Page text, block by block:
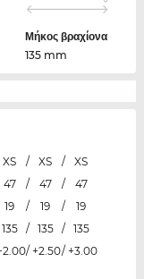
Μήκος βραχίονα
135 mm
XS / XS /
XS
47 / 47 /
47
19 / 19 /
19
135 / 135 /
135
/ +2.50/ +3.00